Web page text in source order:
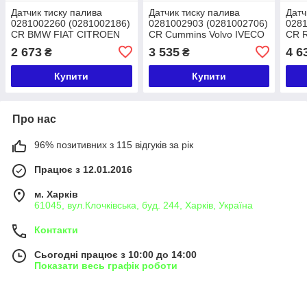
Датчик тиску палива
0281002260 (0281002186)
СR BMW FIAT CITROEN
2 673 ₴
Купити
Датчик тиску палива
0281002903 (0281002706)
СR Cummins Volvo IVECO
3 535₴
Купити
СR
4
Про нас
96% позитивних з 115 відгуків за рік
Працює з 12.01.2016
м. Харків
61045, вул.Клочківська, буд. 244, Харків, Україна
Контакти
Сьогодні працює з 10:00 до 14:00
Показати весь графік роботи